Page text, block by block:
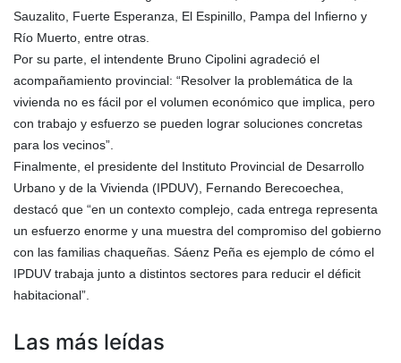
Sauzalito, Fuerte Esperanza, El Espinillo, Pampa del Infierno y
Río Muerto, entre otras.
Por su parte, el intendente Bruno Cipolini agradeció el
acompañamiento provincial: “Resolver la problemática de la
vivienda no es fácil por el volumen económico que implica, pero
con trabajo y esfuerzo se pueden lograr soluciones concretas
para los vecinos”.
Finalmente, el presidente del Instituto Provincial de Desarrollo
Urbano y de la Vivienda (IPDUV), Fernando Berecoechea,
destacó que “en un contexto complejo, cada entrega representa
un esfuerzo enorme y una muestra del compromiso del gobierno
con las familias chaqueñas. Sáenz Peña es ejemplo de cómo el
IPDUV trabaja junto a distintos sectores para reducir el déficit
habitacional”.
Las más leídas